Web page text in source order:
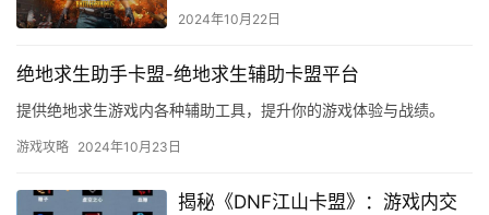
2024年10月22日
绝地求生助手卡盟-绝地求生辅助卡盟平台
提供绝地求生游戏内各种辅助工具，提升你的游戏体验与战绩。
游戏攻略 2024年10月23日
揭秘《DNF江山卡盟》：游戏内交